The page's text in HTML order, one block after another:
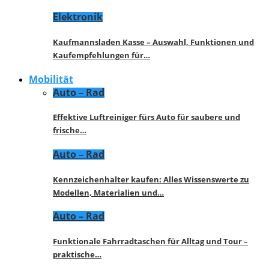
Elektronik
Kaufmannsladen Kasse – Auswahl, Funktionen und
Kaufempfehlungen für…
Mobilität
Auto – Rad
Effektive Luftreiniger fürs Auto für saubere und
frische…
Auto – Rad
Kennzeichenhalter kaufen: Alles Wissenswerte zu
Modellen, Materialien und…
Auto – Rad
Funktionale Fahrradtaschen für Alltag und Tour –
praktische…